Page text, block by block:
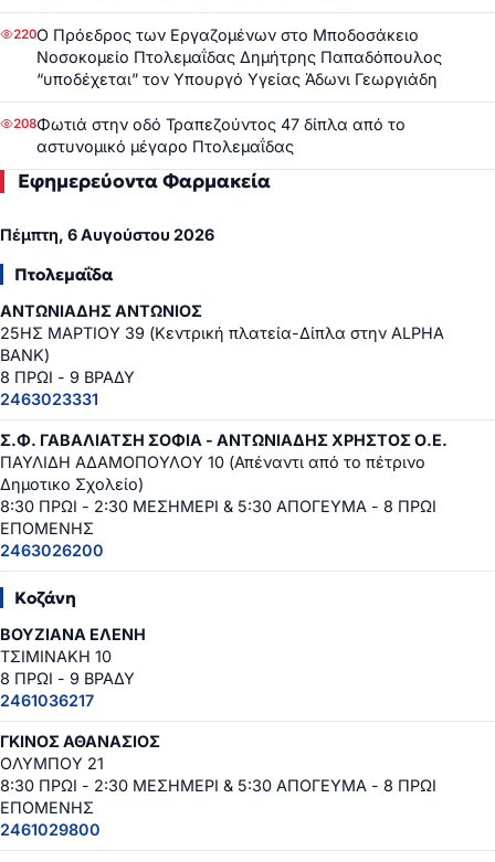
220Ο Πρόεδρος των Εργαζομένων στο Μποδοσάκειο
Νοσοκομείο Πτολεμαΐδας Δημήτρης Παπαδόπουλος
“υποδέχεται” τον Υπουργό Υγείας Άδωνι Γεωργιάδη
208Φωτιά στην οδό Τραπεζούντος 47 δίπλα από το
αστυνομικό μέγαρο Πτολεμαΐδας
Εφημερεύοντα Φαρμακεία
Πέμπτη, 6 Αυγούστου 2026
Πτολεμαΐδα
ΑΝΤΩΝΙΑΔΗΣ ΑΝΤΩΝΙΟΣ
25ΗΣ ΜΑΡΤΙΟΥ 39 (Κεντρική πλατεία-Δίπλα στην ALPHA
BANK)
8 ΠΡΩΙ - 9 ΒΡΑΔΥ
2463023331
Σ.Φ. ΓΑΒΑΛΙΑΤΣΗ ΣΟΦΙΑ - ΑΝΤΩΝΙΑΔΗΣ ΧΡΗΣΤΟΣ Ο.Ε.
ΠΑΥΛΙΔΗ ΑΔΑΜΟΠΟΥΛΟΥ 10 (Απέναντι από το πέτρινο
Δημοτικο Σχολείο)
8:30 ΠΡΩΙ - 2:30 ΜΕΣΗΜΕΡΙ & 5:30 ΑΠΟΓΕΥΜΑ - 8 ΠΡΩΙ
ΕΠΟΜΕΝΗΣ
2463026200
Κοζάνη
ΒΟΥΖΙΑΝΑ ΕΛΕΝΗ
ΤΣΙΜΙΝΑΚΗ 10
8 ΠΡΩΙ - 9 ΒΡΑΔΥ
2461036217
ΓΚΙΝΟΣ ΑΘΑΝΑΣΙΟΣ
ΟΛΥΜΠΟΥ 21
8:30 ΠΡΩΙ - 2:30 ΜΕΣΗΜΕΡΙ & 5:30 ΑΠΟΓΕΥΜΑ - 8 ΠΡΩΙ
ΕΠΟΜΕΝΗΣ
2461029800